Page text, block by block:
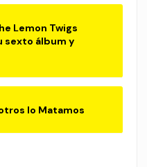
Lemon Twigs
sexto álbum y
lo Matamos